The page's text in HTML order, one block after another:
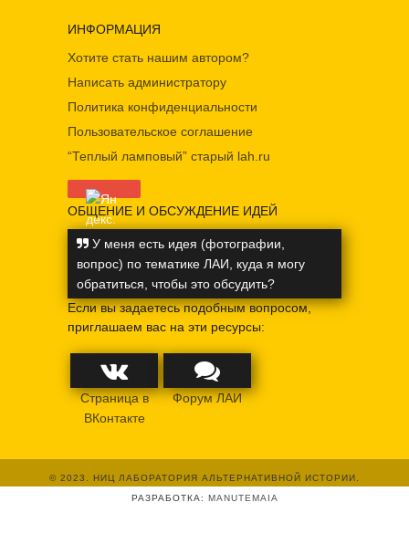
ИНФОРМАЦИЯ
Хотите стать нашим автором?
Написать администратору
Политика конфиденциальности
Пользовательское соглашение
“Теплый ламповый” старый lah.ru
ОБЩЕНИЕ И ОБСУЖДЕНИЕ ИДЕЙ
У меня есть идея (фотографии,
вопрос) по тематике ЛАИ, куда я могу
обратиться, чтобы это обсудить?
Если вы задаетесь подобным вопросом,
приглашаем вас на эти ресурсы:
Страница в
ВКонтакте
Форум ЛАИ
© 2023. НИЦ ЛАБОРАТОРИЯ АЛЬТЕРНАТИВНОЙ ИСТОРИИ.
РАЗРАБОТКА: MANUTEMAIA